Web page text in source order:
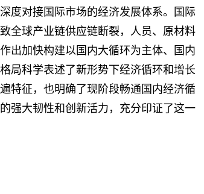
度对接国际市场的经济发展体系。国际
全球产业链供应链断裂，人员、原材料
出加快构建以国内大循环为主体、国内
局科学表述了新形势下经济循环和增长
特征，也明确了现阶段畅通国内经济循
强大韧性和创新活力，充分印证了这一